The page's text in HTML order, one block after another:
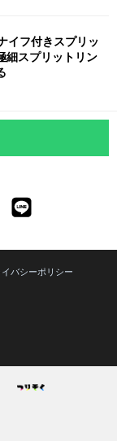
イフ付きスプリッ
細スプリットリン
イバシーポリシー